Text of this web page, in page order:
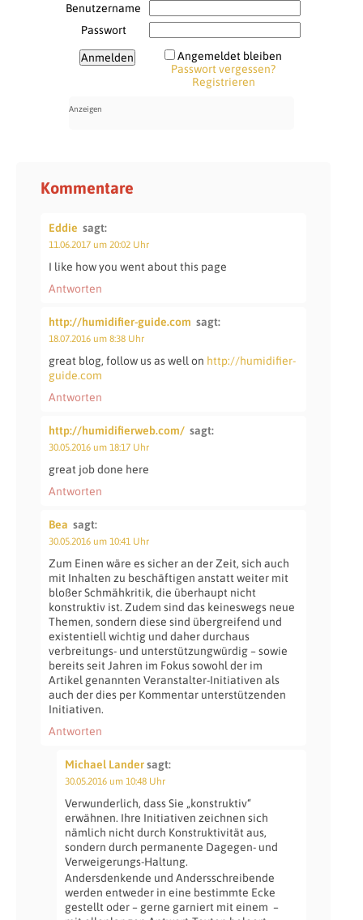
Benutzername
Passwort
Angemeldet bleiben
Passwort vergessen?
Registrieren
Kommentare
Eddie sagt:
11.06.2017 um 20:02 Uhr
I like how you went about this page
Antworten
http://humidifier-guide.com sagt:
18.07.2016 um 8:38 Uhr
great blog, follow us as well on http://humidifier-
guide.com
Antworten
http://humidifierweb.com/ sagt:
30.05.2016 um 18:17 Uhr
great job done here
Antworten
Bea sagt:
30.05.2016 um 10:41 Uhr
Zum Einen wäre es sicher an der Zeit, sich auch
mit Inhalten zu beschäftigen anstatt weiter mit
bloßer Schmähkritik, die überhaupt nicht
konstruktiv ist. Zudem sind das keineswegs neue
Themen, sondern diese sind übergreifend und
existentiell wichtig und daher durchaus
verbreitungs- und unterstützungwürdig – sowie
bereits seit Jahren im Fokus sowohl der im
Artikel genannten Veranstalter-Initiativen als
auch der dies per Kommentar unterstützenden
Initiativen.
Antworten
Michael Landersagt:
30.05.2016 um 10:48 Uhr
Verwunderlich, dass Sie „konstruktiv“
erwähnen. Ihre Initiativen zeichnen sich
nämlich nicht durch Konstruktivität aus,
sondern durch permanente Dagegen- und
Verweigerungs-Haltung.
Andersdenkende und Andersschreibende
werden entweder in eine bestimmte Ecke
gestellt oder – gerne garniert mit einem –